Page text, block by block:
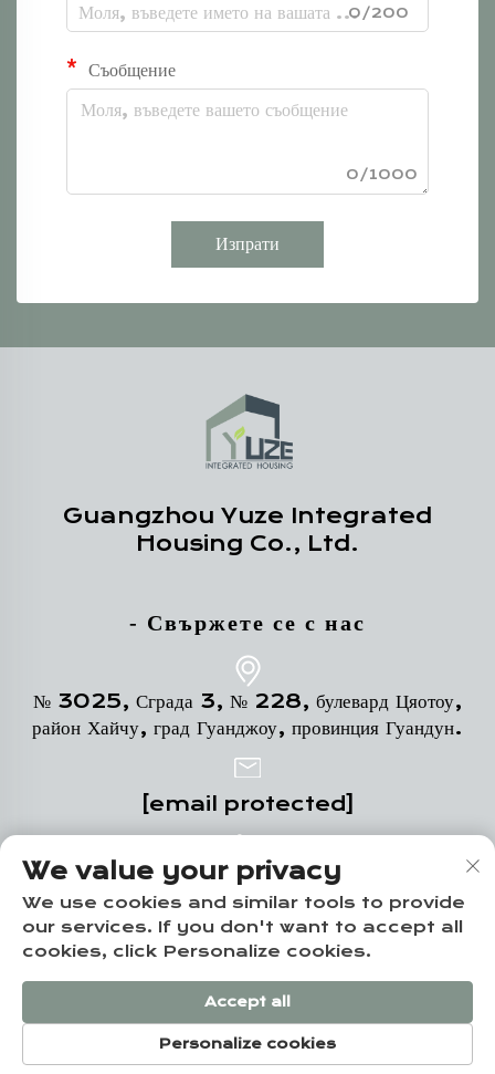
0/200
Съобщение
0/1000
Изпрати
Guangzhou Yuze Integrated
Housing Co., Ltd.
- Свържете се с нас
№ 3025, Сграда 3, № 228, булевард Цяотоу,
район Хайчу, град Гуанджоу, провинция Гуандун.
[email protected]
+86-18102719517
Всички права запазени © Guangzhou Yuze
Integrated Housing Co., Ltd. -Политика за
поверителност
We value your privacy
We use cookies and similar tools to provide
our services. If you don't want to accept all
cookies, click Personalize cookies.
Personalize cookies
Accept all